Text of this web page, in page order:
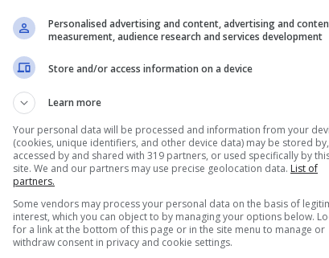
queste uova di Pasqua costino ben 1300 euro
prodotto a base di cioccolato. Partiamo subito
dal punto di vista economico, ovvero il
ha visto impennate di oltre il 20% soltanto nel
come detto in precedenza,parliamo di
Marchesi 1824
il 62%del totale, di altissima qualità e finezza,
reale utilizzata per decorazioni realizzate
Personalised advertising and content, advertising and
measurement, audience research and services development
Store and/or access information on a device
Learn more
Your personal data will be processed and information from your
(cookies, unique identifiers, and other device data) may be stored by,
accessed by and shared with 319 partners, or used specifically by
site. We and our partners may use precise geolocation data. List of
partners.
Some vendors may process your personal data on the basis of
interest, which you can object to by managing your options below.
for a link at the bottom of this page or in the site menu to manage or
withdraw consent in privacy and cookie settings.